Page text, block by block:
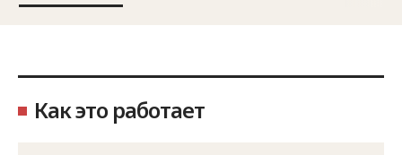
Как это работает